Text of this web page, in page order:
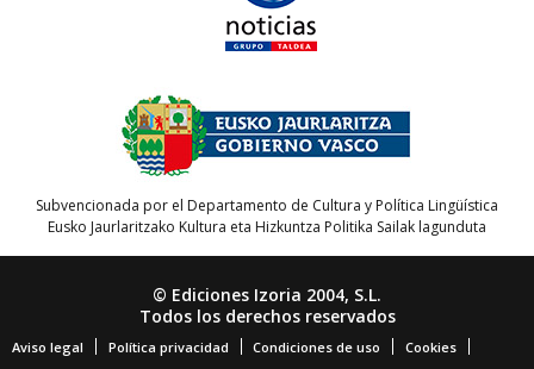
Subvencionada por el Departamento de Cultura y Política Lingüística
Eusko Jaurlaritzako Kultura eta Hizkuntza Politika Sailak lagunduta
© Ediciones Izoria 2004, S.L.
Todos los derechos reservados
Aviso legal Política privacidad Condiciones de uso Cookies